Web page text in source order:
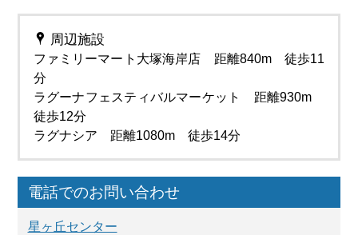
周辺施設
ファミリーマート大塚海岸店 距離840m 徒歩11
分
ラグーナフェスティバルマーケット 距離930m
徒歩12分
ラグナシア 距離1080m 徒歩14分
電話でのお問い合わせ
星ヶ丘センター